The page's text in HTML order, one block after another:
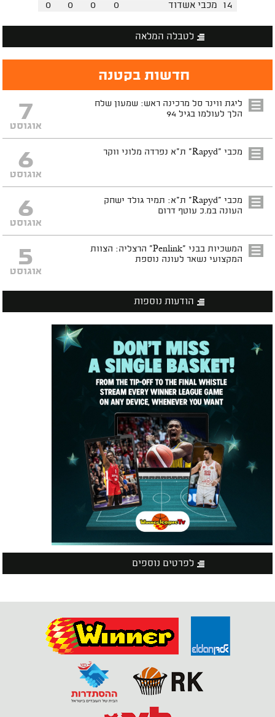
0
0 0 0 מכבי אשדוד 14
לטבלה המלאה
חדשות בקטנה
ליגת ווינר סל מרכינה ראש: שמעון שלח
הלך לעולמו בגיל 94
7
אוגוסט
מכבי "Rapyd" ת"א נפרדה מלוני ווקר 6
אוגוסט
מכבי "Rapyd" ת"א: תמיר גולד ישחק
העונה במ.כ עוטף דרום
6
אוגוסט
המשכיות בבני "Penlink" הרצליה: הצוות
המקצועי נשאר לעונה נוספת
5
אוגוסט
הודעות נוספות
לפרטים נוספים